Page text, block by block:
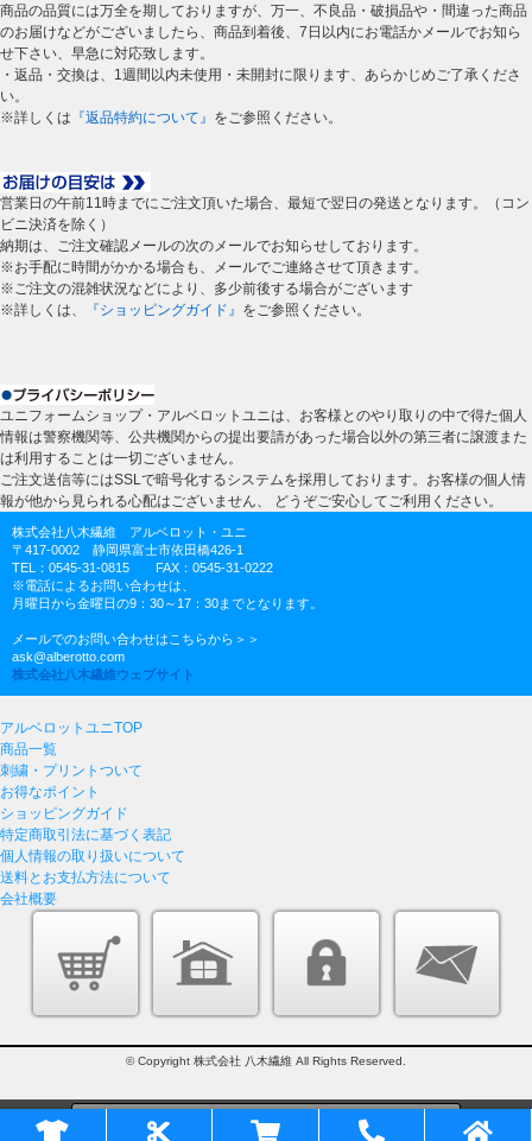
商品の品質には万全を期しておりますが、万一、不良品・破損品や・間違った商品
のお届けなどがございましたら、商品到着後、7日以内にお電話かメールでお知ら
せ下さい、早急に対応致します。
・返品・交換は、1週間以内未使用・未開封に限ります、あらかじめご了承くださ
い。
※詳しくは 『返品特約について』 をご参照ください。
営業日の午前11時までにご注文頂いた場合、最短で翌日の発送となります。（コン
ビニ決済を除く）
納期は、ご注文確認メールの次のメールでお知らせしております。
※お手配に時間がかかる場合も、メールでご連絡させて頂きます。
※ご注文の混雑状況などにより、多少前後する場合がございます
※詳しくは、
『ショッピングガイド』 をご参照ください。
ユニフォームショップ・アルベロットユニは、お客様とのやり取りの中で得た個人
情報は警察機関等、公共機関からの提出要請があった場合以外の第三者に譲渡また
は利用することは一切ございません。
ご注文送信等にはSSLで暗号化するシステムを採用しております。お客様の個人情
報が他から見られる心配はございません、 どうぞご安心してご利用ください。
株式会社八木繊維 アルベロット・ユニ
〒417-0002 静岡県富士市依田橋426-1
TEL：0545-31-0815 FAX：0545-31-0222
※電話によるお問い合わせは、
月曜日から金曜日の9：30～17：30までとなります。
メールでのお問い合わせはこちらから＞＞
ask@alberotto.com
株式会社八木繊維ウェブサイト
アルベロットユニTOP
商品一覧
刺繍・プリントついて
お得なポイント
ショッピングガイド
特定商取引法に基づく表記
個人情報の取り扱いについて
送料とお支払方法について
会社概要
© Copyright 株式会社 八木繊維 All Rights Reserved.
このページをPC用に切り替え